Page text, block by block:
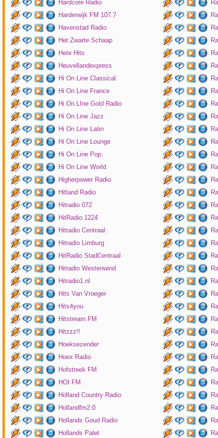
Hardcore Radio
Harderwijk FM 107.7
Havenstad Radio
Het Zwarte Schaap
Hete Hits
Heuvellandexpress
Hi On Line Classical
Hi On Line France
Hi On LIne Gold Radio
Hi On Line Jazz
Hi On Line Latin
Hi On Line Lounge
Hi On Line Pop
Hi On Line World
Higherpower Radio
Hitland Radio
Hitradio 072
HitRadio 1224
Hitradio Centraal
Hitradio Limburg
HitRadio StadCentraal
Hitradio Westenwind
Hitradio1.nl
Hits Van Vroeger
Hits4you
Hitstream.FM
Hitzzz!!
Hoeksezender
Hoex Radio
Hofstreek FM
HOI FM
Holland Country Radio
Hollandfm2.0
Hollands Goud Radio
Hollands Palet